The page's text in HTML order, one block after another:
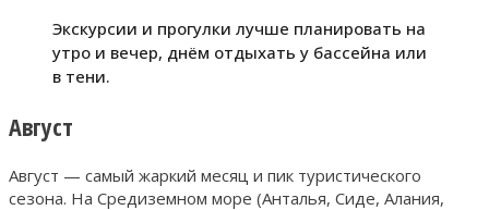
Экскурсии и прогулки лучше планировать на
утро и вечер, днём отдыхать у бассейна или
в тени.
Август
Август — самый жаркий месяц и пик туристического
сезона. На Средиземном море (Анталья, Сиде, Алания,